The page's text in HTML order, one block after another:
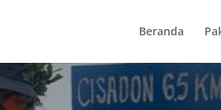
Beranda